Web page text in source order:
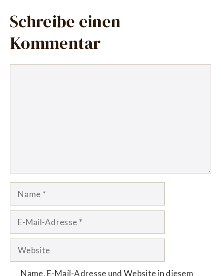
Schreibe einen
Kommentar
Name
Website
Name, E-Mail-Adresse und Website in diesem